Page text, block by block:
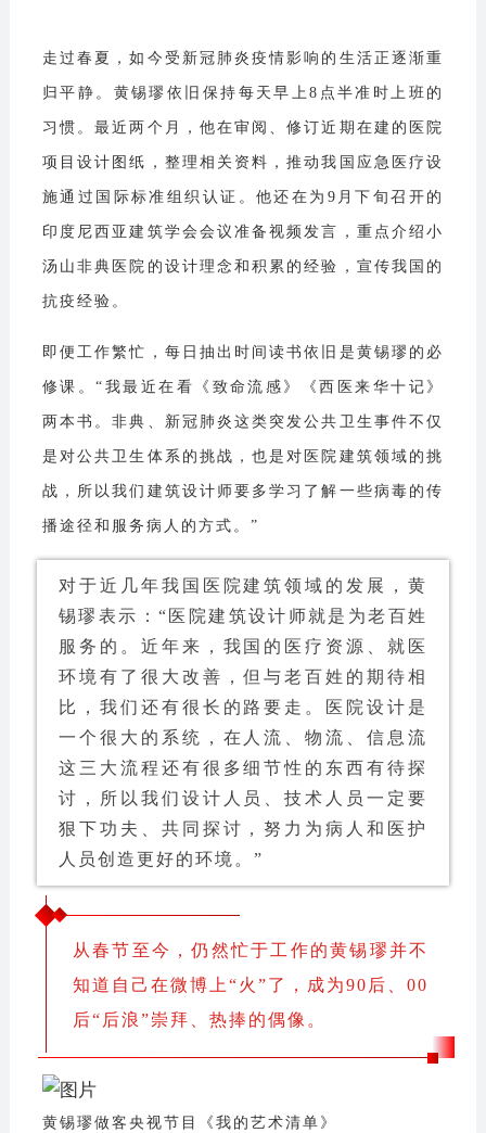
走过春夏，如今受新冠肺炎疫情影响的生活正逐渐重
归平静。黄锡璆依旧保持每天早上8点半准时上班的
习惯。最近两个月，他在审阅、修订近期在建的医院
项目设计图纸，整理相关资料，推动我国应急医疗设
施通过国际标准组织认证。他还在为9月下旬召开的
印度尼西亚建筑学会会议准备视频发言，重点介绍小
汤山非典医院的设计理念和积累的经验，宣传我国的
抗疫经验。
即便工作繁忙，每日抽出时间读书依旧是黄锡璆的必
修课。“我最近在看《致命流感》《西医来华十记》
两本书。非典、新冠肺炎这类突发公共卫生事件不仅
是对公共卫生体系的挑战，也是对医院建筑领域的挑
战，所以我们建筑设计师要多学习了解一些病毒的传
播途径和服务病人的方式。”
对于近几年我国医院建筑领域的发展，黄
锡璆表示：“医院建筑设计师就是为老百姓
服务的。近年来，我国的医疗资源、就医
环境有了很大改善，但与老百姓的期待相
比，我们还有很长的路要走。医院设计是
一个很大的系统，在人流、物流、信息流
这三大流程还有很多细节性的东西有待探
讨，所以我们设计人员、技术人员一定要
狠下功夫、共同探讨，努力为病人和医护
人员创造更好的环境。”
从春节至今，仍然忙于工作的黄锡璆并不
知道自己在微博上“火”了，成为90后、00
后“后浪”崇拜、热捧的偶像。
黄锡璆做客央视节目《我的艺术清单》